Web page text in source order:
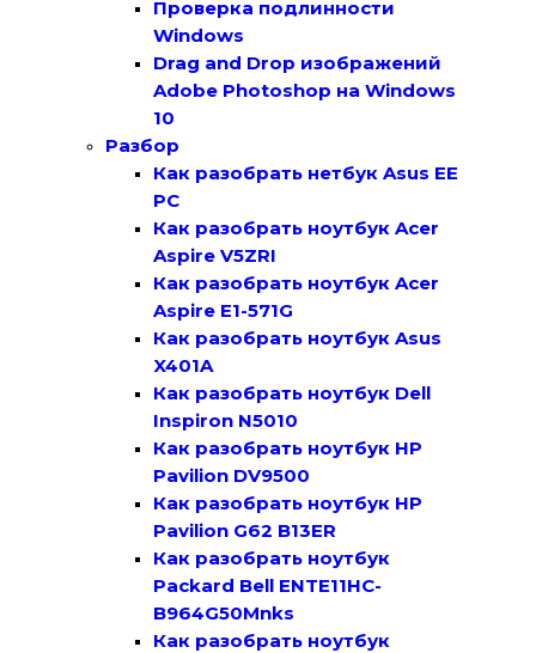
Проверка подлинности
Windows
Drag and Drop изображений
Adobe Photoshop на Windows
10
Разбор
Как разобрать нетбук Asus EE
PC
Как разобрать ноутбук Acer
Aspire V5ZRI
Как разобрать ноутбук Acer
Aspire E1-571G
Как разобрать ноутбук Asus
X401A
Как разобрать ноутбук Dell
Inspiron N5010
Как разобрать ноутбук HP
Pavilion DV9500
Как разобрать ноутбук HP
Pavilion G62 B13ER
Как разобрать ноутбук
Packard Bell ENTE11HC-
B964G50Mnks
Как разобрать ноутбук